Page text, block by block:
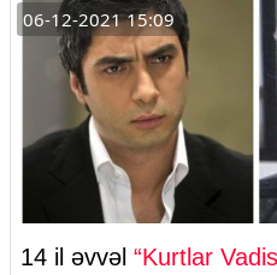
06-12-2021 15:09
14 il əvvəl “Kurtlar